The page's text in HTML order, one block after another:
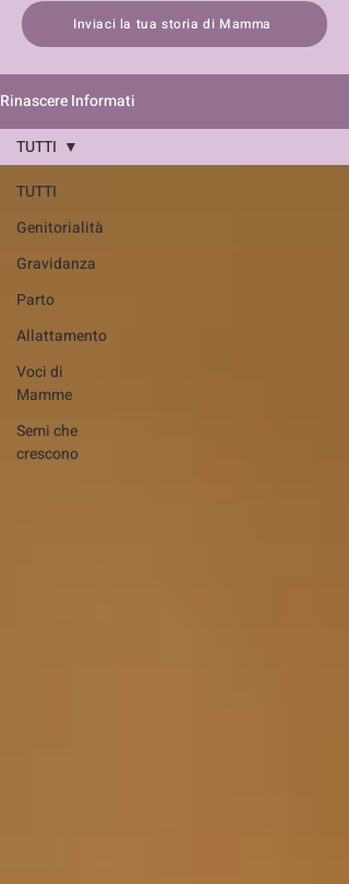
Inviaci la tua storia di Mamma
Rinascere Informati
TUTTI
Genitorialità
Gravidanza
Parto
Allattamento
Voci di
Mamme
Semi che
crescono
TUTTI